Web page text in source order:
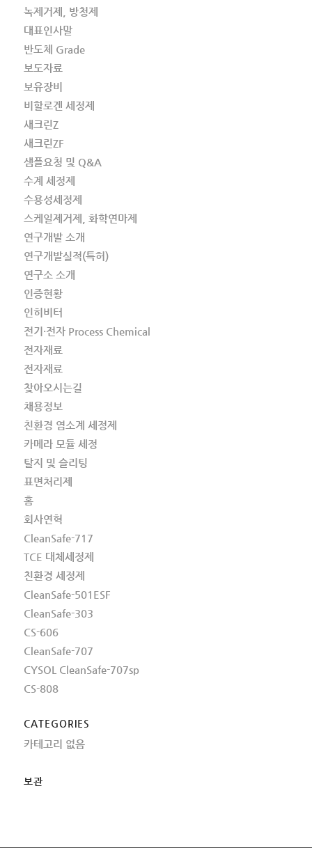
녹제거제, 방청제
대표인사말
반도체 Grade
보도자료
보유장비
비할로겐 세정제
새크린Z
새크린ZF
샘플요청 및 Q&A
수계 세정제
수용성세정제
스케일제거제, 화학연마제
연구개발 소개
연구개발실적(특허)
연구소 소개
인증현황
인히비터
전기·전자 Process Chemical
전자재료
전자재료
찾아오시는길
채용정보
친환경 염소계 세정제
카메라 모듈 세정
탈지 및 슬리팅
표면처리제
홈
회사연혁
CleanSafe-717
TCE 대체세정제
친환경 세정제
CleanSafe-501ESF
CleanSafe-303
CS-606
CleanSafe-707
CYSOL CleanSafe-707sp
CS-808
CATEGORIES
카테고리 없음
보관